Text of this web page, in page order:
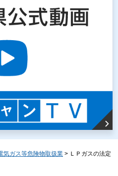
気ガス等危険物取扱業 > ＬＰガスの法定